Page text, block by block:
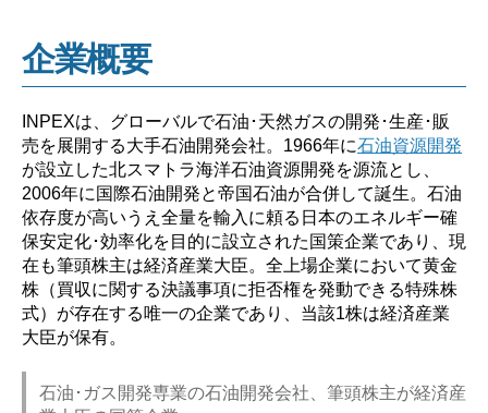
企業概要
INPEXは、グローバルで石油･天然ガスの開発･生産･販
売を展開する大手石油開発会社。1966年に石油資源開発
が設立した北スマトラ海洋石油資源開発を源流とし、
2006年に国際石油開発と帝国石油が合併して誕生。石油
依存度が高いうえ全量を輸入に頼る日本のエネルギー確
保安定化･効率化を目的に設立された国策企業であり、現
在も筆頭株主は経済産業大臣。全上場企業において黄金
株（買収に関する決議事項に拒否権を発動できる特殊株
式）が存在する唯一の企業であり、当該1株は経済産業
大臣が保有。
石油･ガス開発専業の石油開発会社、筆頭株主が経済産